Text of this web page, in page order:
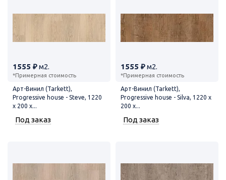
1555 ₽м2.
*Примерная стоимость
Арт-Винил (Tarkett),
Progressive house - Steve, 1220
x 200 x...
Под заказ
1555 ₽м2.
*Примерная стоимость
Арт-Винил (Tarkett),
Progressive house - Silva, 1220 x
200 x...
Под заказ